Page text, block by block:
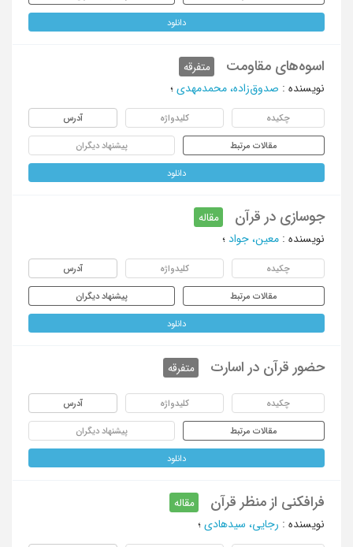
دانلود
اسوه‌های مقاومت
متفرقه
نویسنده : صدوق‌زاده، محمدمهدی ؛
چکیده کلیدواژه آدرس
مقالات مرتبط پیشنهاد دیگران
دانلود
جوسازی در قرآن
مقاله
نویسنده : معین، جواد ؛
چکیده کلیدواژه آدرس
مقالات مرتبط پیشنهاد دیگران
دانلود
حضور قرآن در اسارت متفرقه
چکیده کلیدواژه آدرس
مقالات مرتبط پیشنهاد دیگران
دانلود
فرافکنی از منظر قرآن
مقاله
نویسنده : رجایی، سیدهادی ؛